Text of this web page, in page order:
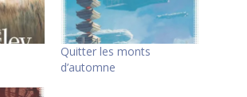
Quitter les monts
d’automne